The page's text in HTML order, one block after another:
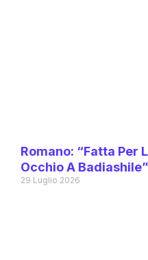
Romano: “Fatta Per
Occhio A Badiashile”
29 Luglio 2026